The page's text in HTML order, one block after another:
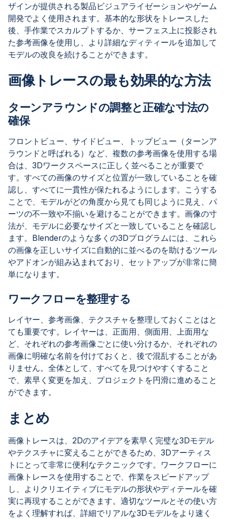
ザインが提供される製品ビジュアライゼーションやゲーム
開発でよく使用されます。基本的な形状をトレースした
後、手作業でスカルプトするか、サーフェス上に投影され
た参考画像を使用し、より詳細なディティールを追加して
モデルの改良を続けることができます。
画像トレースの最も効果的な方法
ターンアラウンドの調整と正確な寸法の
確保
フロントビュー、サイドビュー、トップビュー（ターンア
ラウンドと呼ばれる）など、複数の参考画像を使用する場
合は、3Dワークスペースに正しく並べることが重要で
す。すべての画像のサイズと位置が一致していることを確
認し、すべてに一貫性が保たれるようにします。こうする
ことで、モデルがどの角度から見ても同じように見え、パ
ーツの不一致や不揃いを避けることができます。画像の寸
法が、モデルに必要なサイズと一致していることを確認し
ます。Blenderのような多くの3Dプログラムには、これら
の画像を正しいサイズに自動的に並べるのを助けるツール
やアドオンが組み込まれており、セットアップが非常に簡
単になります。
ワークフローを整理する
レイヤー、参考画像、テクスチャを整理しておくことはと
ても重要です。レイヤーは、正面用、側面用、上面用な
ど、それぞれの参考画像ごとに使い分けるか、それぞれの
画像に明確な名前を付けておくと、後で混乱することがあ
りません。全体として、すべてを見つけやすくすること
で、素早く変更を加え、プロジェクトを円滑に進めること
ができます。
まとめ
画像トレースは、2Dのアイデアを素早く完璧な3Dモデル
やテクスチャに変えることができるため、3Dアーティス
トにとって非常に便利なテクニックです。ワークフローに
画像トレースを使用することで、作業をスピードアップ
し、よりクリエイティブにモデルの形状やディテールを確
実に再現することができます。適切なツールとその使い方
をよく理解すれば、詳細でリアルな3Dモデルをより速く